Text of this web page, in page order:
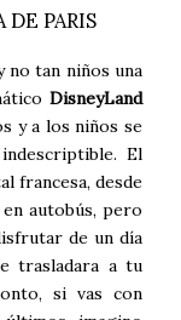
DE PARIS
no tan niños una
DisneyLand
y a los niños se
El
francesa, desde
autobús, pero
de un día
trasladara a tu
si vas con